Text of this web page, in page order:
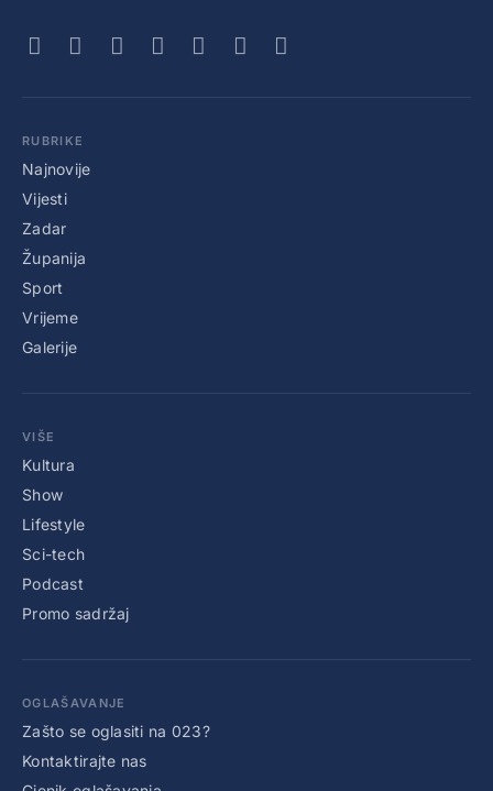
RUBRIKE
Najnovije
Vijesti
Zadar
Županija
Sport
Vrijeme
Galerije
VIŠE
Kultura
Show
Lifestyle
Sci-tech
Podcast
Promo sadržaj
OGLAŠAVANJE
Zašto se oglasiti na 023?
Kontaktirajte nas